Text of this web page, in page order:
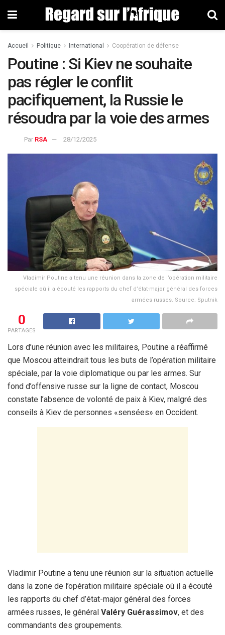
Accueil Politique International Coopération de défense
Poutine : Si Kiev ne souhaite
pas régler le conflit
pacifiquement, la Russie le
résoudra par la voie des armes
Par RSA 28/12/2025
Vladimir Poutine a tenu une réunion dans la zone de l’opération militaire
spéciale où il a écouté les rapports du chef d’état-major général des forces
armées russes. Source: Sputnik
0
PARTAGES
Lors d’une réunion avec les militaires, Poutine a réaffirmé
que Moscou atteindrait tous les buts de l’opération militaire
spéciale, par la voie diplomatique ou par les armes. Sur
fond d’offensive russe sur la ligne de contact, Moscou
constate l’absence de volonté de paix à Kiev, malgré des
conseils à Kiev de personnes «sensées» en Occident.
Vladimir Poutine a tenu une réunion sur la situation actuelle
dans la zone de l’opération militaire spéciale où il a écouté
les rapports du chef d’état-major général des forces
armées russes, le général Valéry Guérassimov, et des
commandants des groupements.